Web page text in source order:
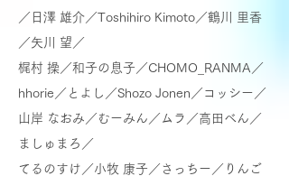
／日澤 雄介／Toshihiro Kimoto／鶴川 里香
／矢川 望／
梶村 操／和子の息子／CHOMO_RANMA／
hhorie／とよし／Shozo Jonen／コッシー／
山岸 なおみ／むーみん／ ムラ／高田べん／
ましゅまろ／
てるのすけ／小牧 康子／さっちー／りんご